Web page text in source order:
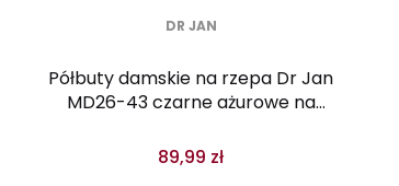
DR JAN
Półbuty damskie na rzepa Dr Jan
MD26-43 czarne ażurowe na
89,99 zł